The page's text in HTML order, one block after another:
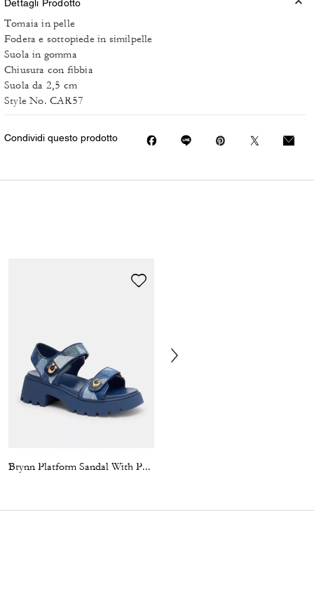
Dettagli Prodotto
Tomaia in pelle
Fodera e sottopiede in similpelle
Suola in gomma
Chiusura con fibbia
Suola da 2,5 cm
Style No. CAR57
Condividi questo prodotto
Brynn Platform Sandal With Patchwork